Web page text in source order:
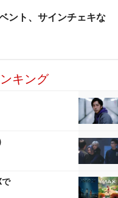
ント、サインチェキな
キング
で